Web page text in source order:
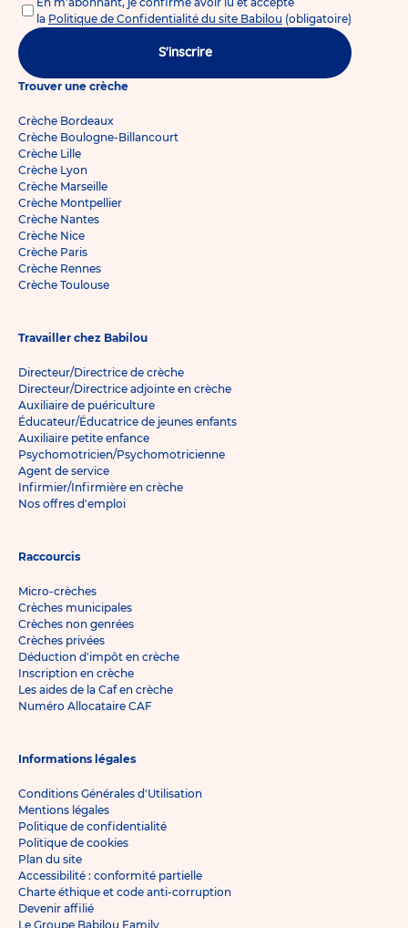
la Politique de Confidentialité du site Babilou (obligatoire)
S'inscrire
Trouver une crèche
Crèche Bordeaux
Crèche Boulogne-Billancourt
Crèche Lille
Crèche Lyon
Crèche Marseille
Crèche Montpellier
Crèche Nantes
Crèche Nice
Crèche Paris
Crèche Rennes
Crèche Toulouse
Travailler chez Babilou
Directeur/Directrice de crèche
Directeur/Directrice adjointe en crèche
Auxiliaire de puériculture
Éducateur/Éducatrice de jeunes enfants
Auxiliaire petite enfance
Psychomotricien/Psychomotricienne
Agent de service
Infirmier/Infirmière en crèche
Nos offres d'emploi
Raccourcis
Micro-crèches
Crèches municipales
Crèches non genrées
Crèches privées
Déduction d'impôt en crèche
Inscription en crèche
Les aides de la Caf en crèche
Numéro Allocataire CAF
Informations légales
Conditions Générales d'Utilisation
Mentions légales
Politique de confidentialité
Politique de cookies
Plan du site
Accessibilité : conformité partielle
Charte éthique et code anti-corruption
Devenir affilié
Le Groupe Babilou Family